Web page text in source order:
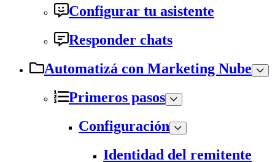
Configurar tu asistente
Responder chats
Automatizá con Marketing Nube
Primeros pasos
Configuración
Identidad del remitente